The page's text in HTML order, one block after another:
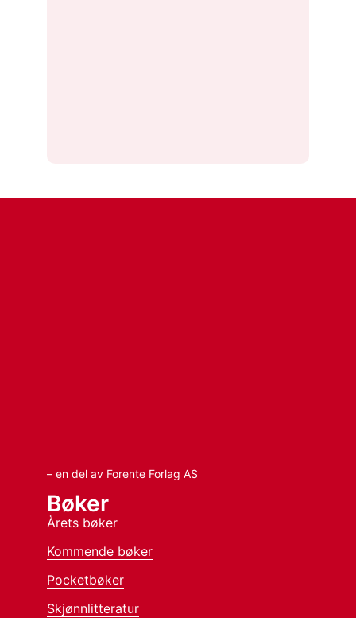
– en del av Forente Forlag AS
Bøker
Årets bøker
Kommende bøker
Pocketbøker
Skjønnlitteratur